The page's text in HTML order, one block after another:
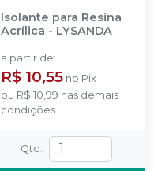
Isolante para Resina
Acrílica - LYSANDA
a partir de:
R$ 10,55 no Pix
ou R$ 10,99 nas demais
condições
Qtd :